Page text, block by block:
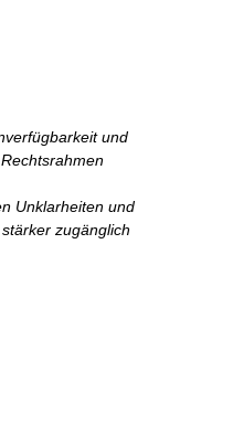
und
Unklarheiten und
zugänglich